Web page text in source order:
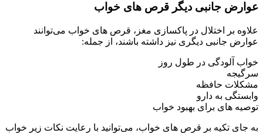
عوارض جانبی دیگر قرص‌ های خواب
علاوه بر اختلال در پاکسازی مغز، قرص‌ های خواب می‌توانند
عوارض جانبی دیگری نیز داشته باشند، از جمله:
خواب‌ آلودگی در طول روز
سرگیجه
مشکلات حافظه
وابستگی به دارو
توصیه‌ های برای بهبود خواب
به جای تکیه بر قرص‌ های خواب، می‌توانید با رعایت نکات زیر خواب